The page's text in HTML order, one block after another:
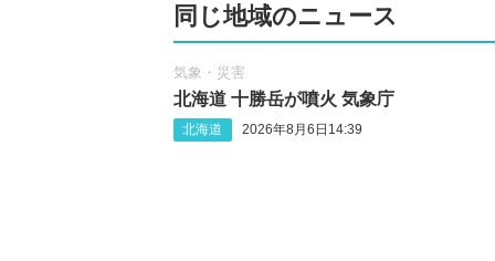
同じ地域のニュース
気象・災害
北海道 十勝岳が噴火 気象庁
北海道 2026年8月6日14:39